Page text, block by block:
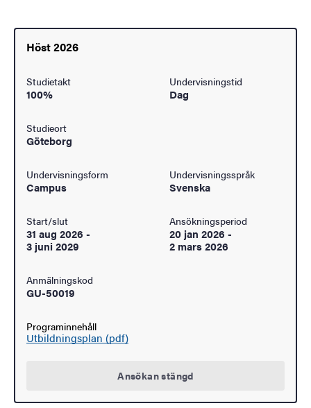
Höst 2026
Studietakt
100%
Undervisningstid
Dag
Studieort
Göteborg
Undervisningsform
Campus
Undervisningsspråk
Svenska
Start/slut
31 aug 2026 -
3 juni 2029
Ansökningsperiod
20 jan 2026 -
2 mars 2026
Anmälningskod
GU-50019
Programinnehåll
Utbildningsplan (pdf)
Ansökan stängd